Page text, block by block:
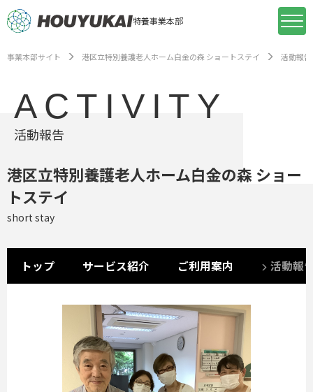
特養事業本部
事業本部サイト 港区立特別養護老人ホーム白金の森 ショートステイ 活動報告
ACTIVITY
活動報告
港区立特別養護老人ホーム白金の森 ショー
トステイ
short stay
トップ サービス紹介 ご利用案内 活動報